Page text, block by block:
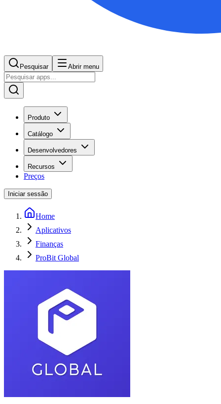
Pesquisar Abrir menu
Produto
Catálogo
Desenvolvedores
Recursos
Preços
Iniciar sessão
Home
Aplicativos
Finanças
ProBit Global